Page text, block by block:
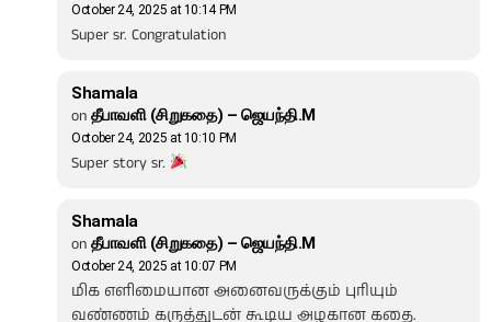
October 24, 2025 at 10:14 PM
Super sr. Congratulation
Shamala
on தீபாவளி (சிறுகதை) – ஜெயந்தி.M
October 24, 2025 at 10:10 PM
Super story sr.
Shamala
on தீபாவளி (சிறுகதை) – ஜெயந்தி.M
October 24, 2025 at 10:07 PM
மிக எளிமையான அனைவருக்கும் புரியும்
வண்ணம் கருத்துடன் கூடிய அழகான கதை.